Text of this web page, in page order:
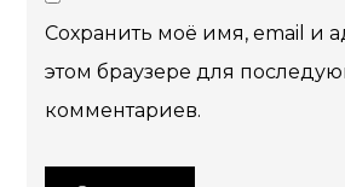
Сохранить моё имя, email и
этом браузере для
комментариев.